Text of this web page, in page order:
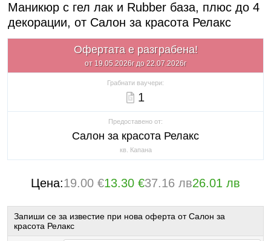
Маникюр с гел лак и Rubber база, плюс до 4
декорации, от Салон за красота Релакс
Офертата е разграбена!
от 19.05.2026г до 22.07.2026г
Грабнати ваучери:
1
Предоставено от:
Салон за красота Релакс
кв. Капана
Цена:19.00 €13.30 €37.16 лв26.01 лв
Запиши се за известие при нова оферта от Салон за
красота Релакс